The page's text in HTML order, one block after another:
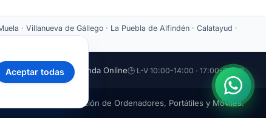
· Villanueva de Gállego · La Puebla de Alfindén · Calatayud ·
🛒 Tienda Online🕒 L-V 10:00-14:00 · 17:00-20:00
Zaragoza · Reparación de Ordenadores, Portátiles y Móviles.
Aceptar todas